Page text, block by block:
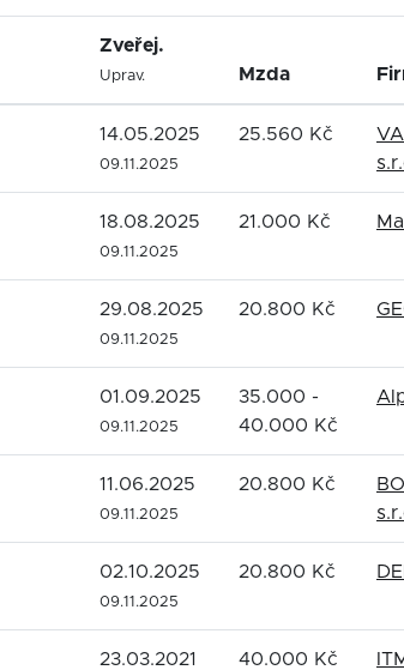
Zveřej.
Uprav. Mzda
14.05.2025
09.11.2025
25.560 Kč
18.08.2025
09.11.2025
21.000 Kč
29.08.2025
09.11.2025
20.800 Kč
01.09.2025
09.11.2025
35.000 -
40.000 Kč
11.06.2025
09.11.2025
20.800 Kč
02.10.2025
09.11.2025
20.800 Kč
23.03.2021 40.000 Kč